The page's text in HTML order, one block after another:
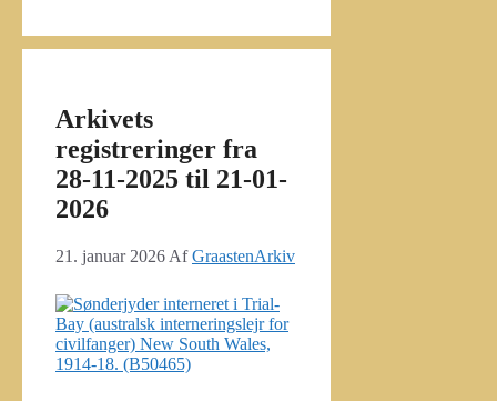
Arkivets
registreringer fra
28-11-2025 til 21-01-
2026
21. januar 2026 AfGraastenArkiv